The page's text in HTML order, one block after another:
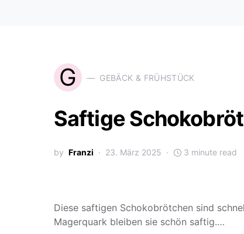
G GEBÄCK & FRÜHSTÜCK
Saftige
by Franzi 23. März 2025 3 minute read
Diese saftigen Schokobrötchen sind
Magerquark bleiben sie schön saftig.…